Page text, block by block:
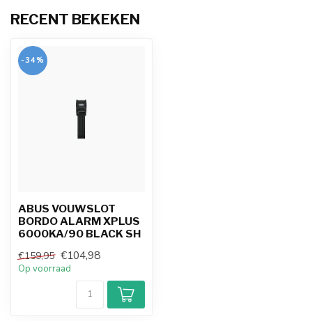
RECENT BEKEKEN
-34%
ABUS VOUWSLOT
BORDO ALARM XPLUS
6000KA/90 BLACK SH
€159,95 €104,98
Op voorraad